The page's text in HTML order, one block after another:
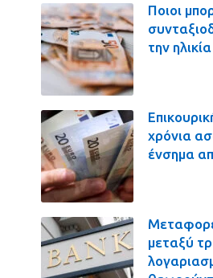
Ποιοι
την
χρόνια
ένσημα
μεταξύ